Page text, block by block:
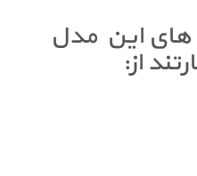
های این مدل
از: